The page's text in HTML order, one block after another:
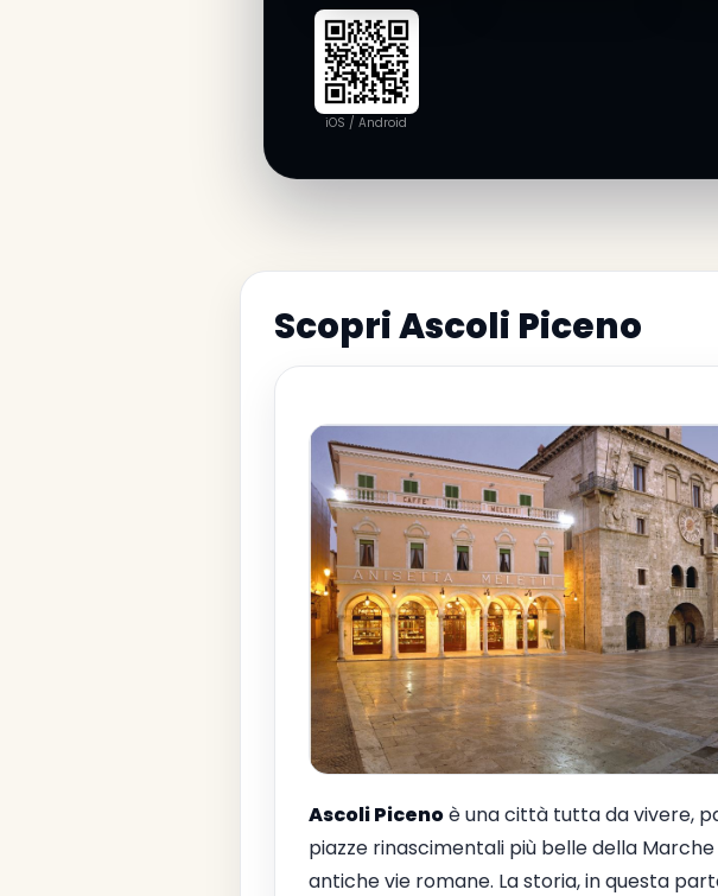
iOS / Android
Scopri Ascoli Piceno
Ascoli Picenoè una città tutta da vivere,
piazze rinascimentali più belle della
antiche vie romane. La storia, in questa